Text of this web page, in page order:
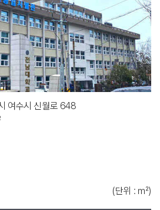
여수시 신월로 648
(단위 : ㎡)